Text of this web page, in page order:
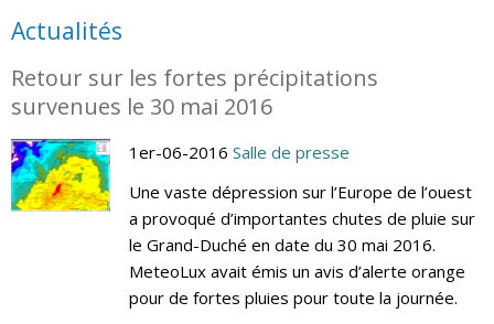
Actualités
Retour sur les fortes précipitations
survenues le 30 mai 2016
1er-06-2016 Salle de presse
Une vaste dépression sur l’Europe de l’ouest
a provoqué d’importantes chutes de pluie sur
le Grand-Duché en date du 30 mai 2016.
MeteoLux avait émis un avis d’alerte orange
pour de fortes pluies pour toute la journée.